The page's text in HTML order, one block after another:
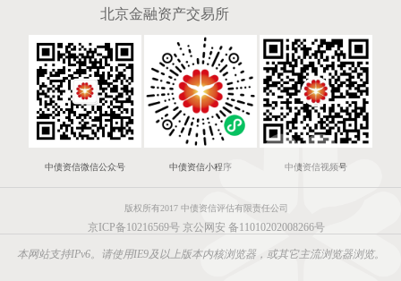
北京金融资产交易所
中债资信微信公众号 中债资信小程序 中债资信视频号
版权所有2017 中债资信评估有限责任公司
京ICP备10216569号 京公网安 备11010202008266号
本网站支持IPv6。请使用IE9及以上版本内核浏览器，或其它主流浏览器浏览。